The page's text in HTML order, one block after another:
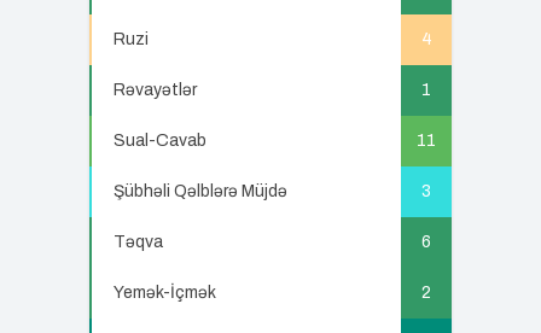
Ruzi 4
Rəvayətlər 1
Sual-Cavab 11
Şübhəli Qəlblərə Müjdə 3
Təqva 6
Yemək-İçmək 2